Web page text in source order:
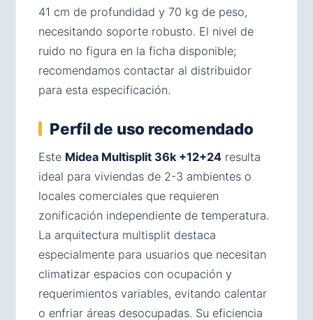
41 cm de profundidad y 70 kg de peso,
necesitando soporte robusto. El nivel de
ruido no figura en la ficha disponible;
recomendamos contactar al distribuidor
para esta especificación.
Perfil de uso recomendado
Este Midea Multisplit 36k +12+24 resulta
ideal para viviendas de 2-3 ambientes o
locales comerciales que requieren
zonificación independiente de temperatura.
La arquitectura multisplit destaca
especialmente para usuarios que necesitan
climatizar espacios con ocupación y
requerimientos variables, evitando calentar
o enfriar áreas desocupadas. Su eficiencia